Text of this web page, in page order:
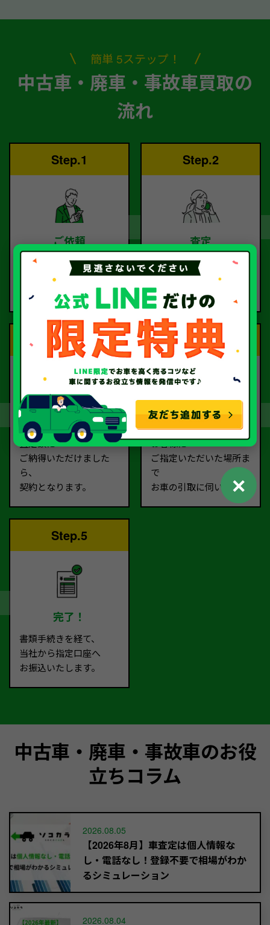
簡単 5ステップ！
中古車・廃車・事故車買取の
流れ
Step.1
ご依頼
お電話または査定フォー
ご依頼ください。
Step.2
査定
査定のプロが
お電話で回答いたしま
す。
Step.3
契約
査定額に
ご納得いただけました
ら、
契約となります。
Step.4
お引取り
お客様に
ご指定いただいた場所ま
で
お車の引取に伺います。
Step.5
完了！
書類手続きを経て、
当社から指定口座へ
お振込いたします。
中古車・廃車・事故車のお役
立ちコラム
2026.08.05
【2026年8月】車査定は個人情報な
し・電話なし！登録不要で相場がわか
るシミュレーション
2026.08.04
✕